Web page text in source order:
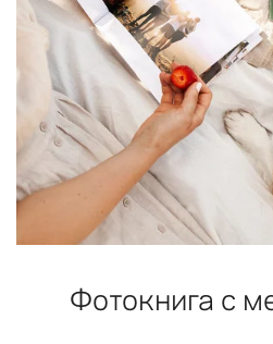
Фотокнига с